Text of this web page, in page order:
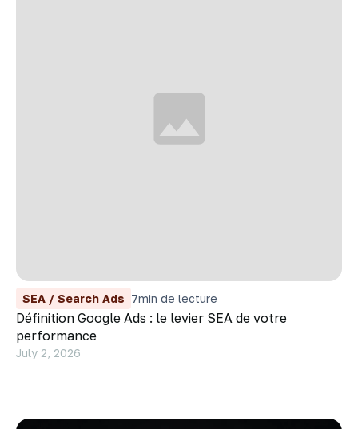
SEA / Search Ads 7min de lecture
Définition Google Ads : le levier SEA de votre
performance
July 2, 2026